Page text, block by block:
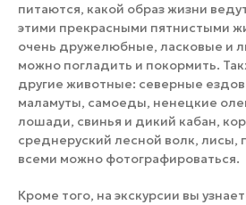
питаются, какой образ жизни
этими прекрасными пятнистыми
очень дружелюбные, ласковые и
можно погладить и покормить.
другие животные: северные
маламуты, самоеды, ненецкие
лошади, свинья и дикий кабан,
среднеруский лесной волк, лисы,
всеми можно фотографироваться.
Кроме того, на экскурсии вы